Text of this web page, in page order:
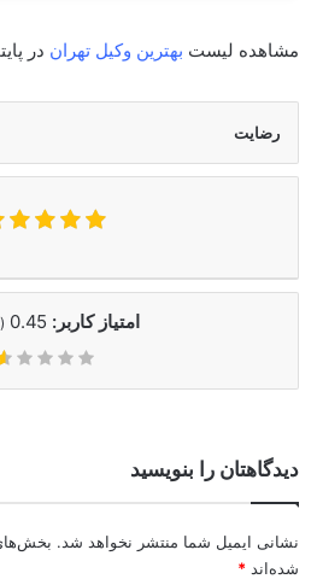
مشاهده لیست بهترین وکیل تهران در
رضایت
امتیاز کاربر: 0.45
(
دیدگاهتان را بنویسید
نشانی ایمیل شما منتشر نخواهد شد.
شده‌اند *